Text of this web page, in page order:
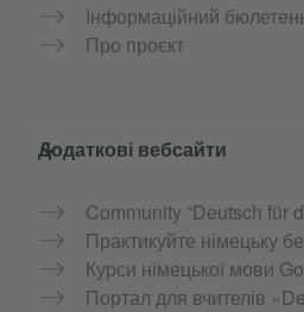
Інформаційний
Про проєкт
Додаткові вебсайти
Community “Deutsch für
Практикуйте німецьку
Курси німецької мови
Портал для вчителів